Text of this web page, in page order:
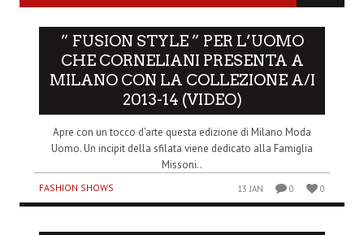
” FUSION STYLE ” PER L’UOMO
CHE CORNELIANI PRESENTA A
MILANO CON LA COLLEZIONE A/I
2013-14 (VIDEO)
Apre con un tocco d’arte questa edizione di Milano Moda
Uomo. Un incipit della sfilata viene dedicato alla Famiglia
Missoni..
FASHION SHOWS 13 JAN 0 0